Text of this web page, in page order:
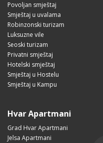
Povoljan smještaj
Smještaj u uvalama
Robinzonski turizam
Luksuzne vile
Seoski turizam
Privatni smještaj
Hotelski smještaj
Smještaj u Hostelu
Smještaj u Kampu
Hvar Apartmani
Grad Hvar Apartmani
Jelsa Apartmani